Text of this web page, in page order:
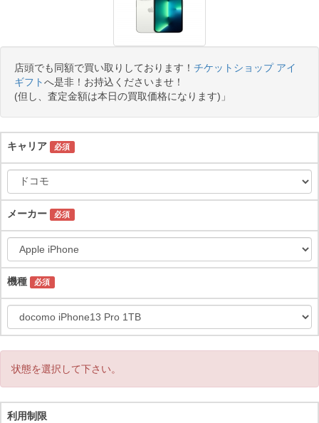
店頭でも同額で買い取りしております！ チケットショップ アイ
ギフトへ是非！お持込くださいませ！
(但し、査定金額は本日の買取価格になります)」
キャリア 必須
メーカー 必須
機種 必須
状態を選択して下さい。
利用制限